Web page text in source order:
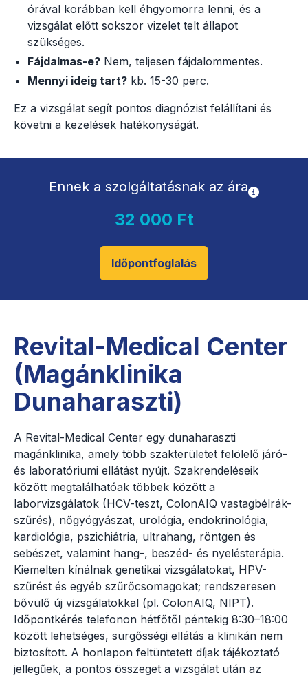
órával korábban kell éhgyomorra lenni, és a
vizsgálat előtt sokszor vizelet telt állapot
szükséges.
Fájdalmas-e? Nem, teljesen fájdalommentes.
Mennyi ideig tart? kb. 15-30 perc.
Ez a vizsgálat segít pontos diagnózist felállítani és
követni a kezelések hatékonyságát.
Ennek a szolgáltatásnak az ára
32 000 Ft
Időpontfoglalás
Revital-Medical Center
(Magánklinika
Dunaharaszti)
A Revital-Medical Center egy dunaharaszti
magánklinika, amely több szakterületet felölelő járó-
és laboratóriumi ellátást nyújt. Szakrendeléseik
között megtalálhatóak többek között a
laborvizsgálatok (HCV-teszt, ColonAIQ vastagbélrák-
szűrés), nőgyógyászat, urológia, endokrinológia,
kardiológia, pszichiátria, ultrahang, röntgen és
sebészet, valamint hang-, beszéd- és nyelésterápia.
Kiemelten kínálnak genetikai vizsgálatokat, HPV-
szűrést és egyéb szűrőcsomagokat; rendszeresen
bővülő új vizsgálatokkal (pl. ColonAIQ, NIPT).
Időpontkérés telefonon hétfőtől péntekig 8:30–18:00
között lehetséges, sürgősségi ellátás a klinikán nem
biztosított. A honlapon feltüntetett díjak tájékoztató
jellegűek, a pontos összeget a vizsgálat után az